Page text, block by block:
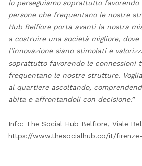
lo perseguiamo soprattutto
persone che frequentano le nostre
Hub Belfiore porta avanti la nostra
a costruire una società migliore,
l’innovazione siano stimolati e
soprattutto favorendo le connessioni
frequentano le nostre strutture.
al quartiere ascoltando,
abita e affrontandoli con decisione.”
Info: The Social Hub Belfiore, Viale
https://www.thesocialhub.co/it/